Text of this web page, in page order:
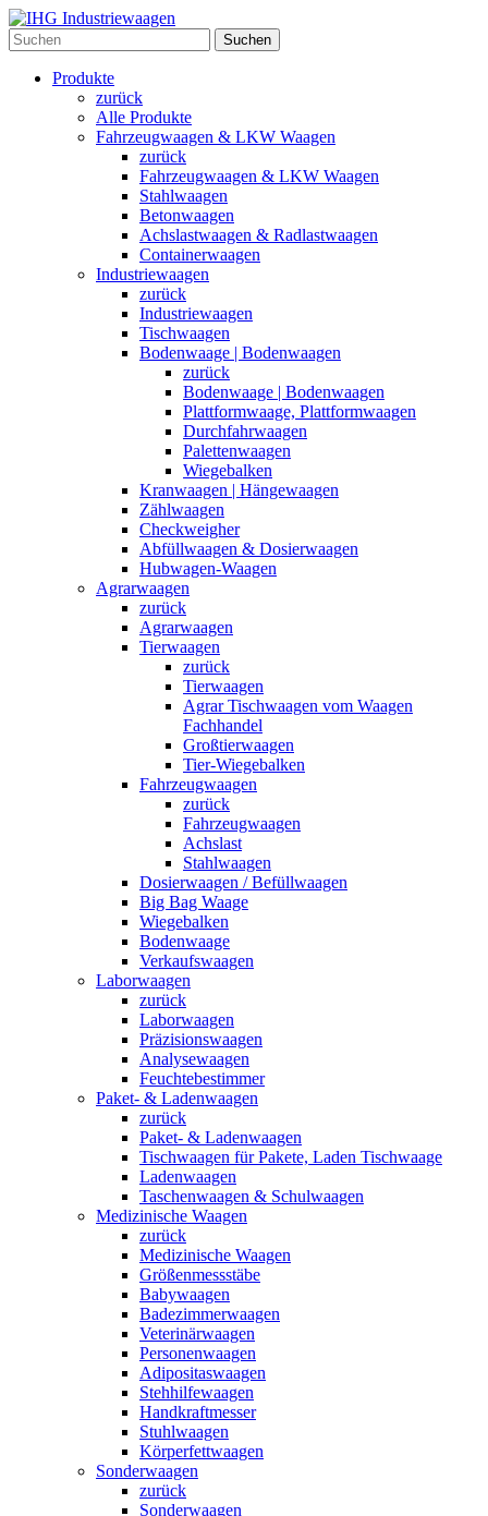
Suchen
Produkte
zurück
Alle Produkte
Fahrzeugwaagen & LKW Waagen
zurück
Fahrzeugwaagen & LKW Waagen
Stahlwaagen
Betonwaagen
Achslastwaagen & Radlastwaagen
Containerwaagen
Industriewaagen
zurück
Industriewaagen
Tischwaagen
Bodenwaage | Bodenwaagen
zurück
Bodenwaage | Bodenwaagen
Plattformwaage, Plattformwaagen
Durchfahrwaagen
Palettenwaagen
Wiegebalken
Kranwaagen | Hängewaagen
Zählwaagen
Checkweigher
Abfüllwaagen & Dosierwaagen
Hubwagen-Waagen
Agrarwaagen
zurück
Agrarwaagen
Tierwaagen
zurück
Tierwaagen
Agrar Tischwaagen vom Waagen
Fachhandel
Großtierwaagen
Tier-Wiegebalken
Fahrzeugwaagen
zurück
Fahrzeugwaagen
Achslast
Stahlwaagen
Dosierwaagen / Befüllwaagen
Big Bag Waage
Wiegebalken
Bodenwaage
Verkaufswaagen
Laborwaagen
zurück
Laborwaagen
Präzisionswaagen
Analysewaagen
Feuchtebestimmer
Paket- & Ladenwaagen
zurück
Paket- & Ladenwaagen
Tischwaagen für Pakete, Laden Tischwaage
Ladenwaagen
Taschenwaagen & Schulwaagen
Medizinische Waagen
zurück
Medizinische Waagen
Größenmessstäbe
Babywaagen
Badezimmerwaagen
Veterinärwaagen
Personenwaagen
Adipositaswaagen
Stehhilfewaagen
Handkraftmesser
Stuhlwaagen
Körperfettwaagen
Sonderwaagen
zurück
Sonderwaagen